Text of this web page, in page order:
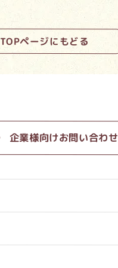
TOPページにもどる
企業様向けお問い合わせ